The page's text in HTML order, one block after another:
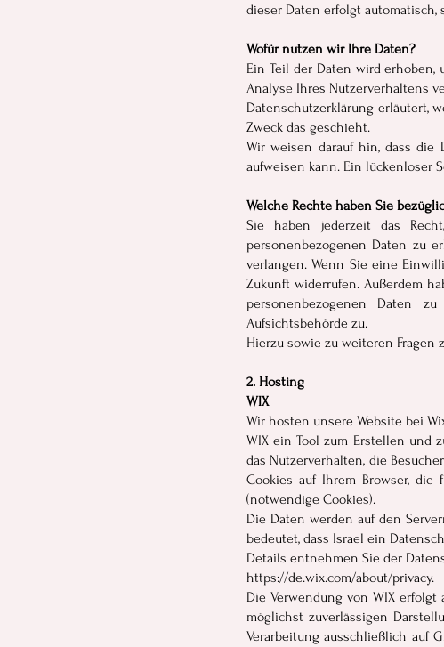
dieser Daten erfolgt automatisch,
Wofür nutzen wir Ihre Daten?
Ein Teil der Daten wird
Analyse Ihres Nutzerverhaltens
Datenschutzerklärung erläutert,
Zweck das geschieht.
Wir weisen darauf hin, dass die
aufweisen kann. Ein lückenloser
Welche Rechte haben Sie
Sie haben jederzeit das
personenbezogenen Daten zu
verlangen. Wenn Sie eine
Zukunft widerrufen. Außerdem
personenbezogenen Daten
Aufsichtsbehörde zu.
Hierzu sowie zu weiteren Fragen
2. Hosting
WIX
Wir hosten unsere Website bei
WIX ein Tool zum Erstellen und
das Nutzerverhalten, die
Cookies auf Ihrem Browser,
(notwendige Cookies).
Die Daten werden auf den
bedeutet, dass Israel ein
Details entnehmen Sie der
https://de.wix.com/about/privacy.
Die Verwendung von WIX
möglichst zuverlässigen
Verarbeitung ausschließlich auf